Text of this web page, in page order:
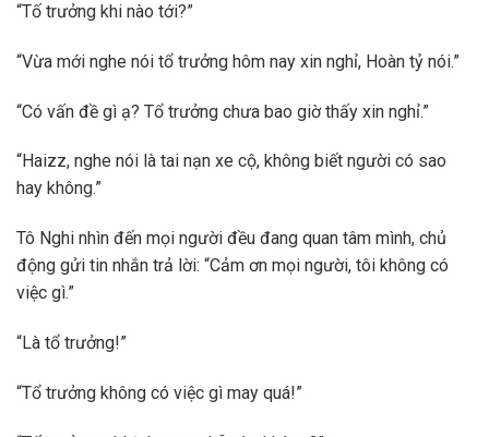
“Tố trưởng khi nào tới?”
“Vừa mới nghe nói tổ trưởng hôm nay xin nghỉ, Hoàn tỷ nói.”
“Có vấn đề gì ạ? Tổ trưởng chưa bao giờ thấy xin nghỉ.”
“Haizz, nghe nói là tai nạn xe cộ, không biết người có sao
hay không.”
Tô Nghi nhìn đến mọi người đều đang quan tâm mình, chủ
động gửi tin nhắn trả lời: “Cảm ơn mọi người, tôi không có
việc gì.”
“Là tổ trưởng!”
“Tổ trưởng không có việc gì may quá!”